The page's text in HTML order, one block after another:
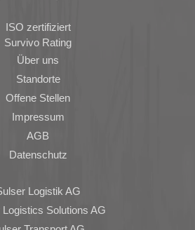
ISO zertifiziert
Survivo Rating
Über uns
Standorte
Offene Stellen
Impressum
AGB
Datenschutz
Logistik AG
Logistics Solutions AG